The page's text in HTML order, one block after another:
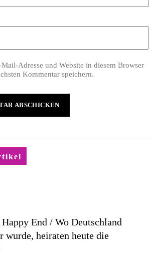
Adresse und Website in diesem Browser
Kommentar speichern.
End / Wo Deutschland
wurde, heiraten heute die